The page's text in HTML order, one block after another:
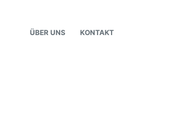
ÜBER UNS KONTAKT